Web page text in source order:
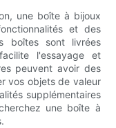
une boîte à bijoux
et des
boîtes sont livrées
l'essayage et
peuvent avoir des
vos objets de valeur
supplémentaires
une boîte à